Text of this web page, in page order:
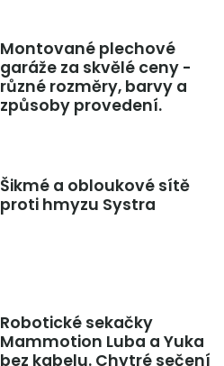
Montované plechové
garáže za skvělé ceny -
různé rozměry, barvy a
způsoby provedení.
Šikmé a obloukové sítě
proti hmyzu Systra
Robotické sekačky
Mammotion Luba a Yuka
bez kabelu. Chytré sečení